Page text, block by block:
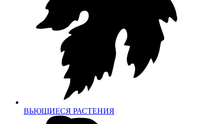
ВЬЮЩИЕСЯ РАСТЕНИЯ